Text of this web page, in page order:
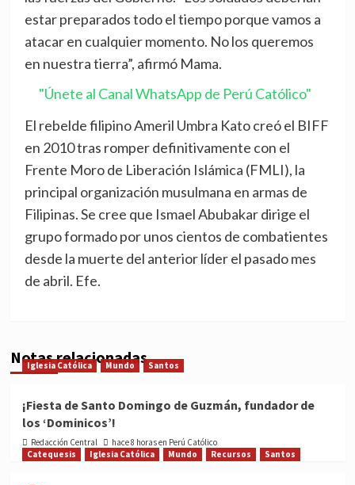
estar preparados todo el tiempo porque vamos a
atacar en cualquier momento. No los queremos
en nuestra tierra”, afirmó Mama.
"Únete al Canal WhatsApp de Perú Católico"
El rebelde filipino Ameril Umbra Kato creó el BIFF
en 2010 tras romper definitivamente con el
Frente Moro de Liberación Islámica (FMLI), la
principal organización musulmana en armas de
Filipinas. Se cree que Ismael Abubakar dirige el
grupo formado por unos cientos de combatientes
desde la muerte del anterior líder el pasado mes
de abril. Efe.
Notas relacionadas
Iglesia Católica Mundo Santos
¡Fiesta de Santo Domingo de Guzmán, fundador de
los ‘Dominicos’!
Redacción Central
hace 8 horas en Perú Católico
Catequesis
Iglesia Católica Mundo Recursos Santos